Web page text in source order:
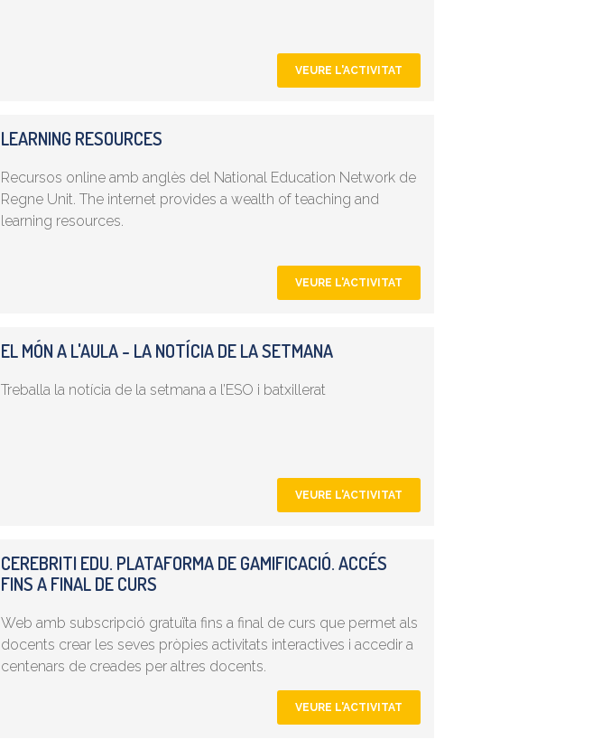
VEURE L'ACTIVITAT
LEARNING RESOURCES
Recursos online amb anglès del National Education Network de
Regne Unit. The internet provides a wealth of teaching and
learning resources.
VEURE L'ACTIVITAT
EL MÓN A L'AULA - LA NOTÍCIA DE LA SETMANA
Treballa la notícia de la setmana a l’ESO i batxillerat
VEURE L'ACTIVITAT
CEREBRITI EDU. PLATAFORMA DE GAMIFICACIÓ. ACCÉS
FINS A FINAL DE CURS
Web amb subscripció gratuïta fins a final de curs que permet als
docents crear les seves pròpies activitats interactives i accedir a
centenars de creades per altres docents.
VEURE L'ACTIVITAT